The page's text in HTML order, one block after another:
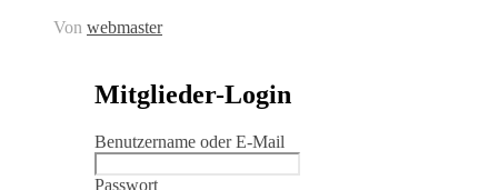
Von webmaster
Mitglieder-Login
Benutzername oder E-Mail
Passwort